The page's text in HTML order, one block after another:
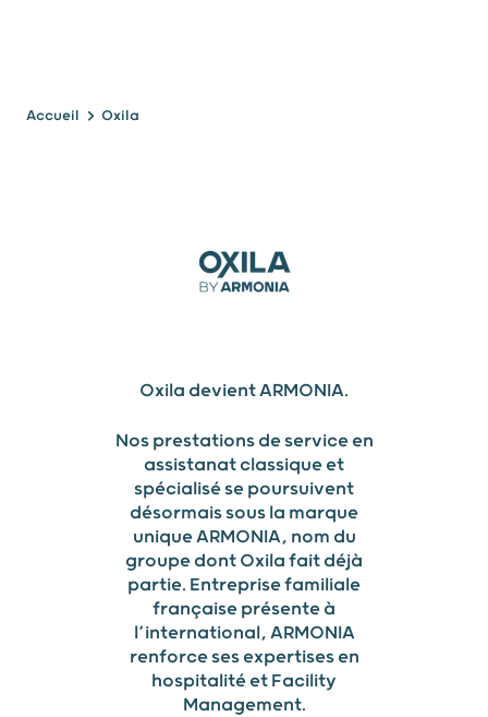
Accueil Oxila
OXILA
Oxila devient ARMONIA.
Nos prestations de service en
assistanat classique et
spécialisé se poursuivent
désormais sous la marque
unique ARMONIA, nom du
groupe dont Oxila fait déjà
partie. Entreprise familiale
française présente à
l’international, ARMONIA
renforce ses expertises en
hospitalité et Facility
Management.